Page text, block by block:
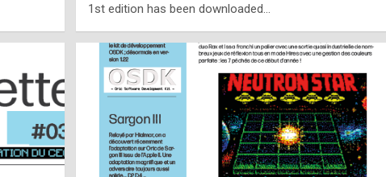
1st edition has been downloaded…